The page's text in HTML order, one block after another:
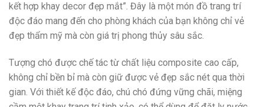
kết hợp khay decor đẹp mắt”. Đây là một món đồ trang trí
độc đáo mang đến cho phòng khách của bạn không chỉ vẻ
đẹp thẩm mỹ mà còn giá trị phong thủy sâu sắc.
Tượng chó được chế tác từ chất liệu composite cao cấp,
không chỉ bền bỉ mà còn giữ được vẻ đẹp sắc nét qua thời
gian. Với thiết kế độc đáo, chú chó đứng vững chãi, miệng